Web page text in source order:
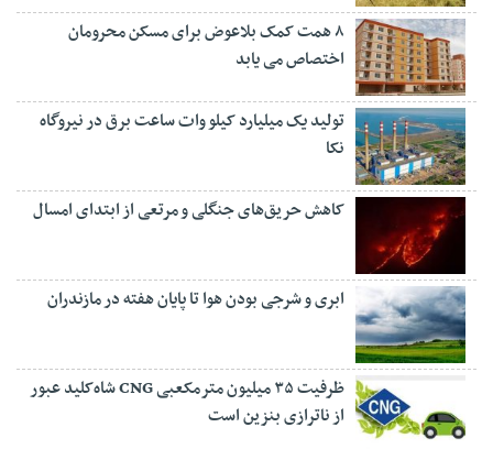
۸ همت کمک بلاعوض برای مسکن محرومان
اختصاص می یابد
تولید یک میلیارد کیلو وات ساعت برق در نیروگاه
نکا
کاهش حریق‌های جنگلی و مرتعی از ابتدای امسال
ابری و شرجی بودن هوا تا پایان هفته در مازندران
ظرفیت ۳۵ میلیون مترمکعبی CNG شاه‌کلید عبور
از ناترازی بنزین است